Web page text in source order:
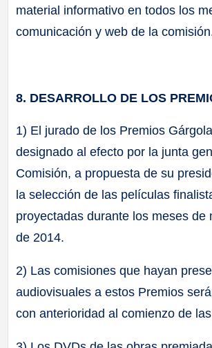
material informativo en todos los
comunicación y web de la
8. DESARROLLO DE LOS
1) El jurado de los Premios
designado al efecto por la junta
Comisión, a propuesta de su
la selección de las películas
proyectadas durante los meses de
de 2014.
2) Las comisiones que hayan
audiovisuales a estos Premios
con anterioridad al comienzo de